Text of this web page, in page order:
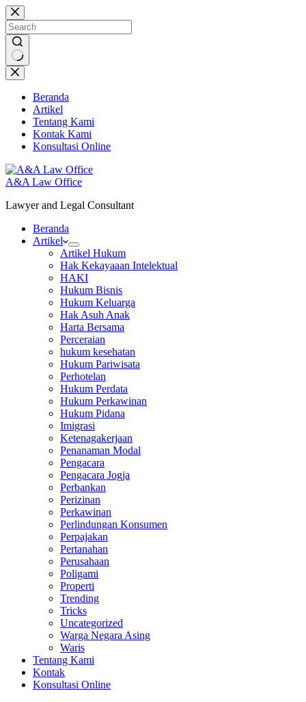
Skip
to
content
No
results
Beranda
Artikel
Tentang Kami
Kontak Kami
Konsultasi Online
A&A Law Office
Lawyer and Legal Consultant
Beranda
Artikel
Artikel Hukum
Hak Kekayaaan Intelektual
HAKI
Hukum Bisnis
Hukum Keluarga
Hak Asuh Anak
Harta Bersama
Perceraian
hukum kesehatan
Hukum Pariwisata
Perhotelan
Hukum Perdata
Hukum Perkawinan
Hukum Pidana
Imigrasi
Ketenagakerjaan
Penanaman Modal
Pengacara
Pengacara Jogja
Perbankan
Perizinan
Perkawinan
Perlindungan Konsumen
Perpajakan
Pertanahan
Perusahaan
Poligami
Properti
Trending
Tricks
Uncategorized
Warga Negara Asing
Waris
Tentang Kami
Kontak
Konsultasi Online